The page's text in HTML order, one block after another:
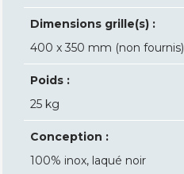
Dimensions grille(s) :
400 x 350 mm (non fournis)
Poids :
25 kg
Conception :
100% inox, laqué noir